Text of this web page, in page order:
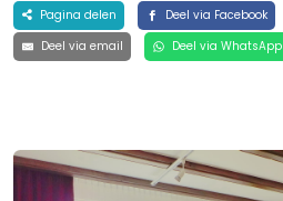
Pagina delen Deel via Facebook
Deel via email
Deel via WhatsApp